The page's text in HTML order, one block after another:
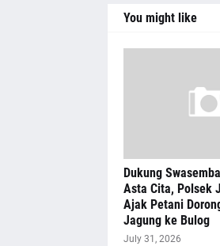
You might like
Dukung
Asta Cita, Polsek
Ajak Petani
Jagung ke Bulog
July 31, 2026